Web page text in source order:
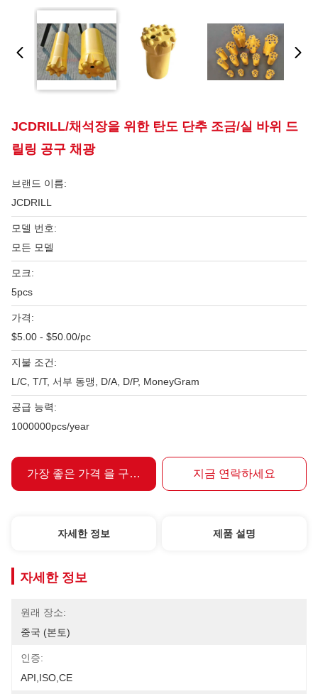
JCDRILL/채석장을 위한 탄도 단추 조금/실 바위 드
릴링 공구 채광
브랜드 이름:
JCDRILL
모델 번호:
모든 모델
모크:
5pcs
가격:
$5.00 - $50.00/pc
지불 조건:
L/C, T/T, 서부 동맹, D/A, D/P, MoneyGram
공급 능력:
1000000pcs/year
가장 좋은 가격 을 구하라 지금 연락하세요
자세한 정보 제품 설명
자세한 정보
원래 장소:
중국 (본토)
인증:
API,ISO,CE